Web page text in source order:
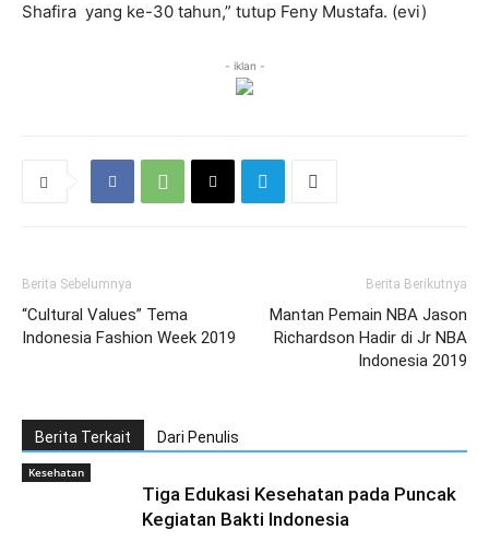
Shafira yang ke-30 tahun,” tutup Feny Mustafa. (evi)
- iklan -
Berita Sebelumnya
“Cultural Values” Tema
Indonesia Fashion Week 2019
Berita Berikutnya
Mantan Pemain NBA Jason
Richardson Hadir di Jr NBA
Indonesia 2019
Berita Terkait Dari Penulis
Kesehatan
Tiga Edukasi Kesehatan pada Puncak
Kegiatan Bakti Indonesia